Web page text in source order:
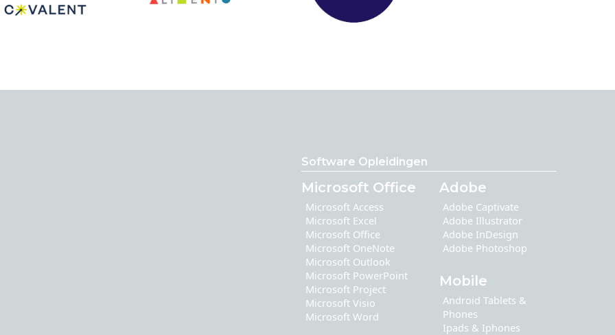
Software Opleidingen
Microsoft Office
Microsoft Access
Microsoft Excel
Microsoft Office
Microsoft OneNote
Microsoft Outlook
Microsoft PowerPoint
Microsoft Project
Microsoft Visio
Microsoft Word
Adobe
Adobe Captivate
Adobe Illustrator
Adobe InDesign
Adobe Photoshop
Mobile
Android Tablets &
Phones
Ipads & Iphones